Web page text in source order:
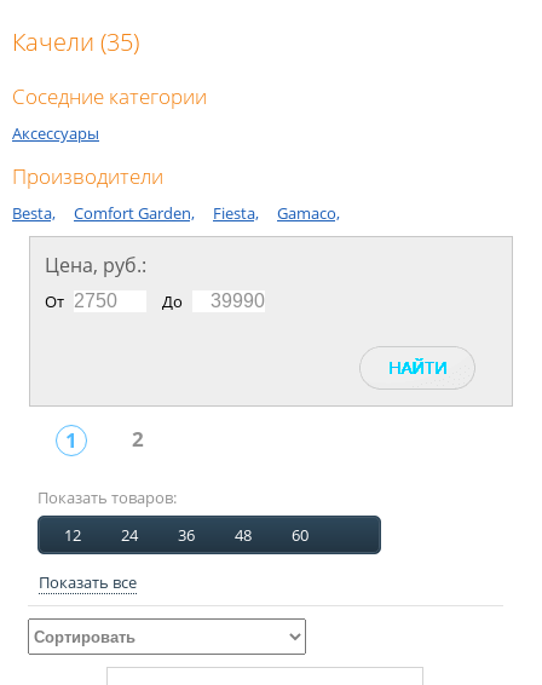
Качели (35)
Соседние категории
Аксессуары
Производители
Besta, Comfort Garden, Fiesta, Gamaco,
Цена, руб.:
От До
1 2
Показать товаров:
12
24 36 48 60
Показать все